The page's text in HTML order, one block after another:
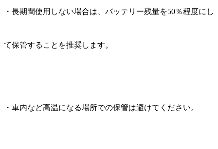
・長期間使用しない場合は、バッテリー残量を50％程度にし
て保管することを推奨します。
・車内など高温になる場所での保管は避けてください。